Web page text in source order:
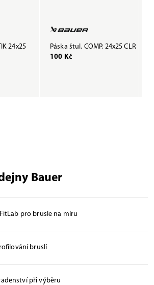
24x25
Páska štul. COMP. 24x25 CLR
100 Kč
Bauer
pro brusle na míru
bruslí
při výběru